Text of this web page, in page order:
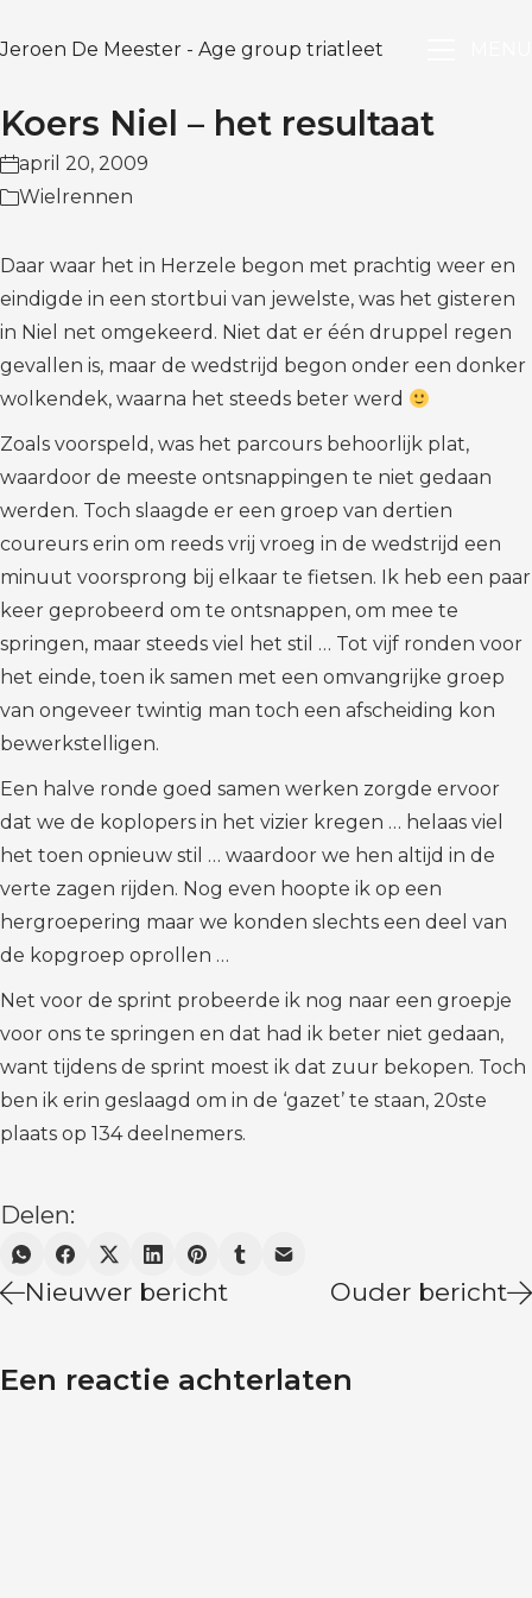
Jeroen De Meester - Age group triatleet
Koers Niel – het resultaat
april 20, 2009
Wielrennen
Daar waar het in Herzele begon met prachtig weer en
eindigde in een stortbui van jewelste, was het gisteren
in Niel net omgekeerd. Niet dat er één druppel regen
gevallen is, maar de wedstrijd begon onder een donker
wolkendek, waarna het steeds beter werd
Zoals voorspeld, was het parcours behoorlijk plat,
waardoor de meeste ontsnappingen te niet gedaan
werden. Toch slaagde er een groep van dertien
coureurs erin om reeds vrij vroeg in de wedstrijd een
minuut voorsprong bij elkaar te fietsen. Ik heb een paar
keer geprobeerd om te ontsnappen, om mee te
springen, maar steeds viel het stil … Tot vijf ronden voor
het einde, toen ik samen met een omvangrijke groep
van ongeveer twintig man toch een afscheiding kon
bewerkstelligen.
Een halve ronde goed samen werken zorgde ervoor
dat we de koplopers in het vizier kregen … helaas viel
het toen opnieuw stil … waardoor we hen altijd in de
verte zagen rijden. Nog even hoopte ik op een
hergroepering maar we konden slechts een deel van
de kopgroep oprollen …
Net voor de sprint probeerde ik nog naar een groepje
voor ons te springen en dat had ik beter niet gedaan,
want tijdens de sprint moest ik dat zuur bekopen. Toch
ben ik erin geslaagd om in de ‘gazet’ te staan, 20ste
plaats op 134 deelnemers.
Delen:
Nieuwer bericht Ouder bericht
Een reactie achterlaten